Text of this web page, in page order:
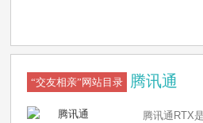
“交友相亲”网站目录 腾讯通
腾讯通RTX